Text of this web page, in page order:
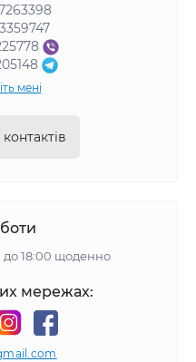
мені
18:00 щоденно
мережах: